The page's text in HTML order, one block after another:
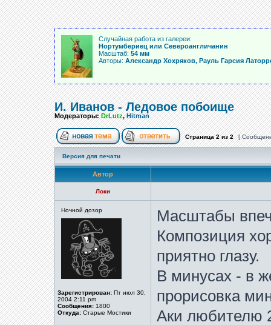
Случайная работа из галереи:
Нортумбериец или Североангличанин
Масштаб: 54 мм
Авторы: Александр Хохряков, Рауль Гарсия
И. Иванов - Ледовое побоище
Модераторы:DrLutz,Hitman
Страница2из2 [
Версия для печати
Автор
Локи
Ночной дозор
Зарегистрирован: Пт июл 30,
2004 2:11 pm
Сообщения: 1800
Откуда: Старые Мостики
Масштабы
Композиция
приятно глазу.
В минусах - в
прорисовка
Аки любителю